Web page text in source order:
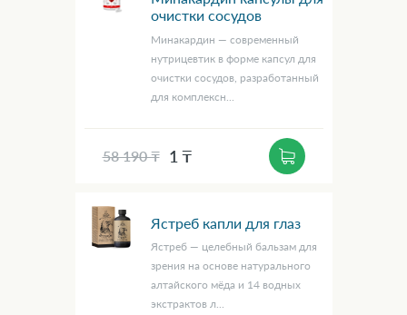
очистки сосудов
Минакардин — современный
нутрицевтик в форме капсул для
очистки сосудов, разработанный
для комплексн...
58 190 ₸ 1 ₸
Ястреб капли для глаз
Ястреб — целебный бальзам для
зрения на основе натурального
алтайского мёда и 14 водных
экстрактов л...